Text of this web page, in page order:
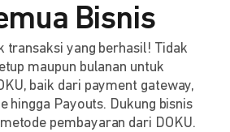
Bisnis
transaksi yang berhasil! Tidak
maupun bulanan untuk
baik dari payment gateway,
hingga Payouts. Dukung bisnis
pembayaran dari DOKU.